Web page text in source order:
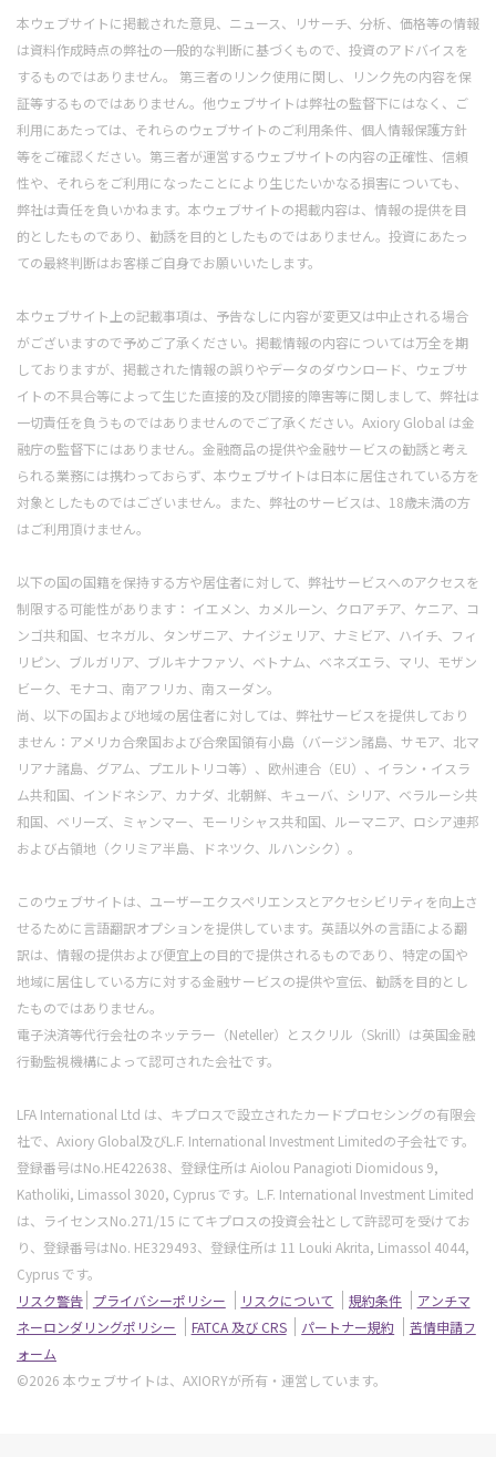
本ウェブサイトに掲載された意見、ニュース、リサーチ、分析、価格等の情報
は資料作成時点の弊社の一般的な判断に基づくもので、投資のアドバイスを
するものではありません。 第三者のリンク使用に関し、リンク先の内容を保
証等するものではありません。他ウェブサイトは弊社の監督下にはなく、ご
利用にあたっては、それらのウェブサイトのご利用条件、個人情報保護方針
等をご確認ください。第三者が運営するウェブサイトの内容の正確性、信頼
性や、それらをご利用になったことにより生じたいかなる損害についても、
弊社は責任を負いかねます。本ウェブサイトの掲載内容は、情報の提供を目
的としたものであり、勧誘を目的としたものではありません。投資にあたっ
ての最終判断はお客様ご自身でお願いいたします。
本ウェブサイト上の記載事項は、予告なしに内容が変更又は中止される場合
がございますので予めご了承ください。掲載情報の内容については万全を期
しておりますが、掲載された情報の誤りやデータのダウンロード、ウェブサ
イトの不具合等によって生じた直接的及び間接的障害等に関しまして、弊社は
一切責任を負うものではありませんのでご了承ください。Axiory Global は金
融庁の監督下にはありません。金融商品の提供や金融サービスの勧誘と考え
られる業務には携わっておらず、本ウェブサイトは日本に居住されている方を
対象としたものではございません。また、弊社のサービスは、18歳未満の方
はご利用頂けません。
以下の国の国籍を保持する方や居住者に対して、弊社サービスへのアクセスを
制限する可能性があります： イエメン、カメルーン、クロアチア、ケニア、コ
ンゴ共和国、セネガル、タンザニア、ナイジェリア、ナミビア、ハイチ、フィ
リピン、ブルガリア、ブルキナファソ、ベトナム、ベネズエラ、マリ、モザン
ビーク、モナコ、南アフリカ、南スーダン。
尚、以下の国および地域の居住者に対しては、弊社サービスを提供しており
ません：アメリカ合衆国および合衆国領有小島（バージン諸島、サモア、北マ
リアナ諸島、グアム、プエルトリコ等）、欧州連合（EU）、イラン・イスラ
ム共和国、インドネシア、カナダ、北朝鮮、キューバ、シリア、ベラルーシ共
和国、ベリーズ、ミャンマー、モーリシャス共和国、ルーマニア、ロシア連邦
および占領地（クリミア半島、ドネツク、ルハンシク）。
このウェブサイトは、ユーザーエクスペリエンスとアクセシビリティを向上さ
せるために言語翻訳オプションを提供しています。英語以外の言語による翻
訳は、情報の提供および便宜上の目的で提供されるものであり、特定の国や
地域に居住している方に対する金融サービスの提供や宣伝、勧誘を目的とし
たものではありません。
電子決済等代行会社のネッテラー（Neteller）とスクリル（Skrill）は英国金融
行動監視機構によって認可された会社です。
LFA International Ltd は、キプロスで設立されたカードプロセシングの有限会
社で、Axiory Global及びL.F. International Investment Limitedの子会社です。
登録番号はNo.HE422638、登録住所は Aiolou Panagioti Diomidous 9,
Katholiki, Limassol 3020, Cyprus です。L.F. International Investment Limited
は、ライセンスNo.271/15 にてキプロスの投資会社として許認可を受けてお
り、登録番号はNo. HE329493、登録住所は 11 Louki Akrita, Limassol 4044,
Cyprus です。
リスク警告 プライバシーポリシー リスクについて 規約条件
アンチマ
ネーロンダリングポリシー
FATCA 及び CRS パートナー規約
苦情申請フ
ォーム
©2026 本ウェブサイトは、AXIORYが所有・運営しています。